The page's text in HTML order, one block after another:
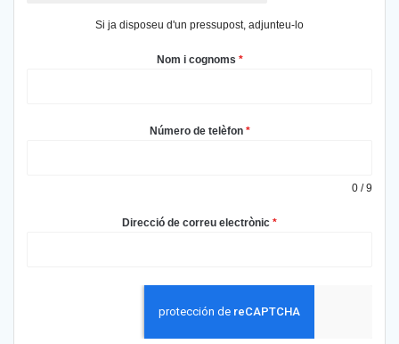
Si ja disposeu d'un pressupost, adjunteu-lo
Nom i cognoms *
Número de telèfon *
0 / 9
Direcció de correu electrònic *